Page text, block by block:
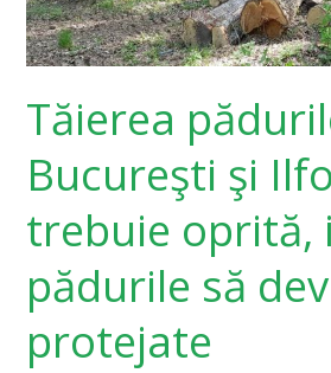
Tăierea
Bucureşti şi
trebuie oprită,
pădurile să
protejate
oprită,
iar
pădurile
să
devină
arii
protejate